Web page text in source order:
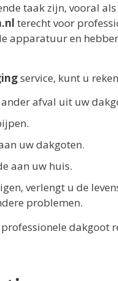
taak zijn, vooral
terecht voor
apparatuur en
service, kunt u
afval uit uw
uw dakgoten.
aan uw huis.
verlengt u de
problemen.
dakgoot